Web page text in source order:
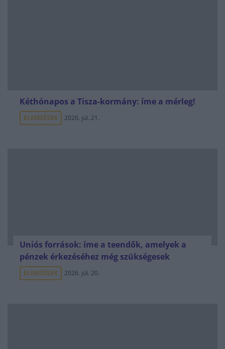
Kéthónapos a Tisza-kormány: íme a mérleg!
ELEMZÉSEK 2026. júl. 21.
Uniós források: íme a teendők, amelyek a
pénzek érkezéséhez még szükségesek
ELEMZÉSEK 2026. júl. 20.